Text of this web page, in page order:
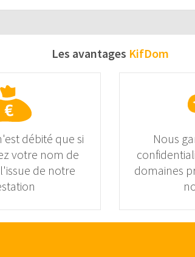
Les avantages KifDom
débité que si
votre nom de
de notre
Nous
domaines